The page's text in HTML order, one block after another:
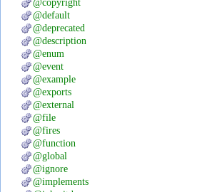
@copyright
@default
@deprecated
@description
@enum
@event
@example
@exports
@external
@file
@fires
@function
@global
@ignore
@implements